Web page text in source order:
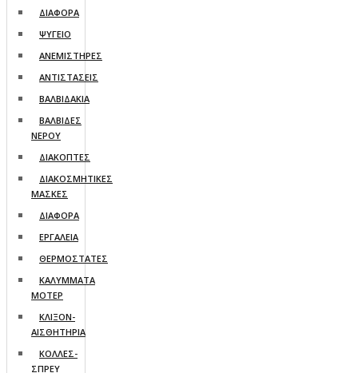
ΔΙΑΦΟΡΑ
ΨΥΓΕΙO
ΑΝΕΜΙΣΤΗΡΕΣ
ΑΝΤΙΣΤΑΣΕΙΣ
ΒΑΛΒΙΔΑΚΙΑ
ΒΑΛΒΙΔΕΣ
ΝΕΡΟΥ
ΔΙΑΚΟΠΤΕΣ
ΔΙΑΚΟΣΜΗΤΙΚΕΣ
ΜΑΣΚΕΣ
ΔΙΑΦΟΡΑ
ΕΡΓΑΛΕΙΑ
ΘΕΡΜΟΣΤΑΤΕΣ
ΚΑΛΥΜΜΑΤΑ
ΜΟΤΕΡ
ΚΛΙΞΟΝ-
ΑΙΣΘΗΤΗΡΙΑ
ΚΟΛΛΕΣ-
ΣΠΡΕΥ